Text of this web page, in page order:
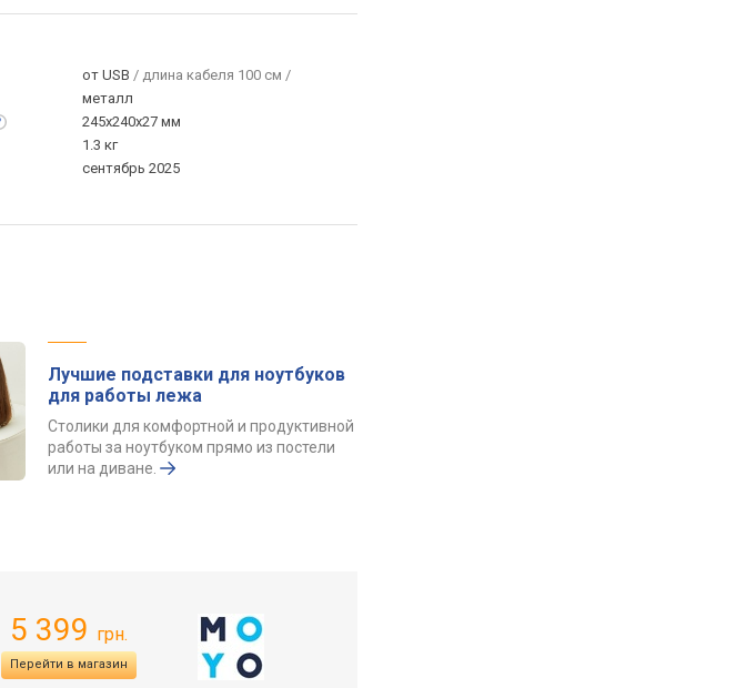
от USB / длина кабеля 100 см /
металл
245x240x27 мм
1.3 кг
сентябрь 2025
Лучшие подставки для ноутбуков
для работы лежа
Столики для комфортной и продуктивной
работы за ноутбуком прямо из постели
или на диване.
5 399 грн.
Перейти в магазин